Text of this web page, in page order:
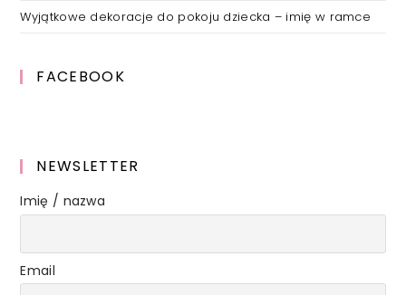
Wyjątkowe dekoracje do pokoju dziecka – imię w ramce
FACEBOOK
NEWSLETTER
Imię / nazwa
Email